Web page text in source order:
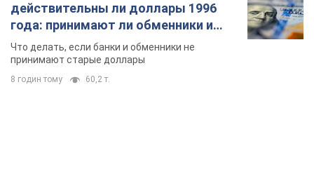
действительны ли доллары 1996
года: принимают ли обменники и
банки такие купюры
Что делать, если банки и обменники не
принимают старые доллары
8 годин тому 60,2 т.